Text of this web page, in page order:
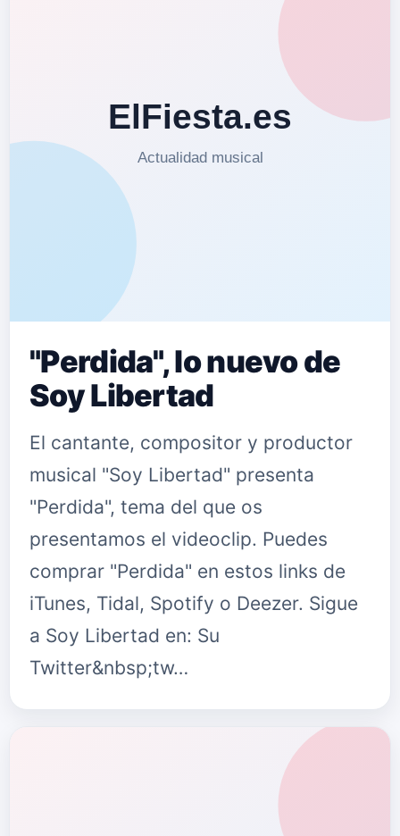
"Perdida", lo nuevo de
Soy Libertad
El cantante, compositor y productor
musical "Soy Libertad" presenta
"Perdida", tema del que os
presentamos el videoclip. Puedes
comprar "Perdida" en estos links de
iTunes, Tidal, Spotify o Deezer. Sigue
a Soy Libertad en: Su
Twitter&nbsp;tw…